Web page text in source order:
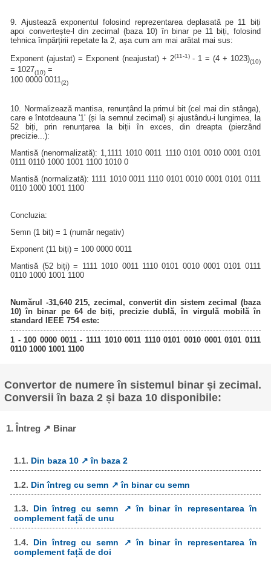
9. Ajustează exponentul folosind reprezentarea deplasată pe 11 biți
apoi convertește-l din zecimal (baza 10) în binar pe 11 biți, folosind
tehnica împărțirii repetate la 2, așa cum am mai arătat mai sus:
Exponent (ajustat) = Exponent (neajustat) + 2(11-1)- 1 = (4 + 1023)(10)
= 1027(10) =
100 0000 0011(2)
10. Normalizează mantisa, renunțând la primul bit (cel mai din stânga),
care e întotdeauna '1' (și la semnul zecimal) și ajustându-i lungimea, la
52 biți, prin renunțarea la biții în exces, din dreapta (pierzând
precizie...):
Mantisă (nenormalizată): 1,1111 1010 0011 1110 0101 0010 0001 0101
0111 0110 1000 1001 1100 1010 0
Mantisă (normalizată): 1111 1010 0011 1110 0101 0010 0001 0101 0111
0110 1000 1001 1100
Concluzia:
Semn (1 bit) = 1 (număr negativ)
Exponent (11 biți) = 100 0000 0011
Mantisă (52 biți) = 1111 1010 0011 1110 0101 0010 0001 0101 0111
0110 1000 1001 1100
Numărul -31,640 215, zecimal, convertit din sistem zecimal (baza
10) în binar pe 64 de biți, precizie dublă, în virgulă mobilă în
standard IEEE 754 este:
1 - 100 0000 0011 - 1111 1010 0011 1110 0101 0010 0001 0101 0111
0110 1000 1001 1100
Convertor de numere în sistemul binar și zecimal.
Conversii în baza 2 și baza 10 disponibile:
1. Întreg ↗ Binar
1.1. Din baza 10 ↗ în baza 2
1.2. Din întreg cu semn ↗ în binar cu semn
1.3. Din întreg cu semn ↗ în binar în representarea în
complement față de unu
1.4. Din întreg cu semn ↗ în binar în representarea în
complement față de doi